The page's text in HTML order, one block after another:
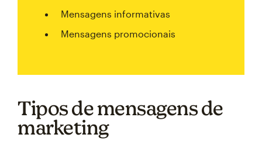
Mensagens informativas
Mensagens promocionais
Tipos de mensagens de
marketing